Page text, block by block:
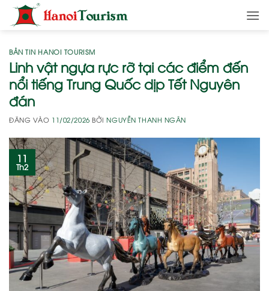
qua
dungBẢN TIN HANOI TOURISM
Linh vật ngựa rực rỡ tại các điểm đến
nổi tiếng Trung Quốc dịp Tết Nguyên
đán
ĐĂNG VÀO 11/02/2026 BỞINGUYỄN THANH NGÂN
11
Th2